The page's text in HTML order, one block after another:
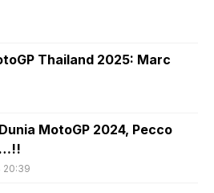
Thailand 2025: Marc
MotoGP 2024, Pecco
20:39